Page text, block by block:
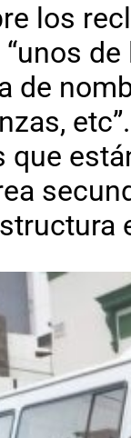
los
“unos
de
que